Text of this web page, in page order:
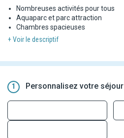
Nombreuses activités pour tous
Aquaparc et parc attraction
Chambres spacieuses
+ Voir le descriptif
1 Personnalisez votre séjour